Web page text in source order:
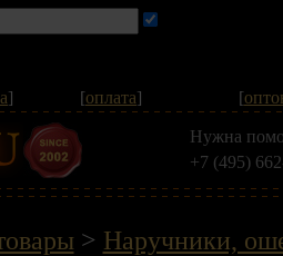
] [оплата] [
Нужна
+7 (495)
> Наручники,